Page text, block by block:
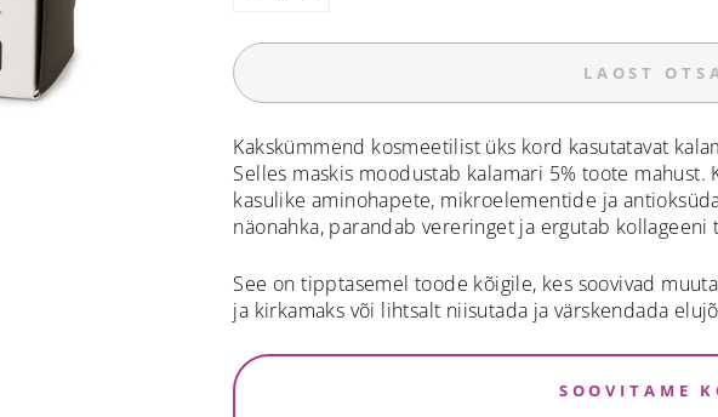
LAOST
Kakskümmend kosmeetilist üks kord kasutatavat
Selles maskis moodustab kalamari 5% toote mahust.
kasulike aminohapete, mikroelementide ja
näonahka, parandab vereringet ja ergutab kollageeni
See on tipptasemel toode kõigile, kes soovivad
ja kirkamaks või lihtsalt niisutada ja värskendada
SOOVITAME